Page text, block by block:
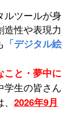
ツールが身
造性や表現力
「デジタル絵
こと・夢中に
学生の皆さん
2026年9月